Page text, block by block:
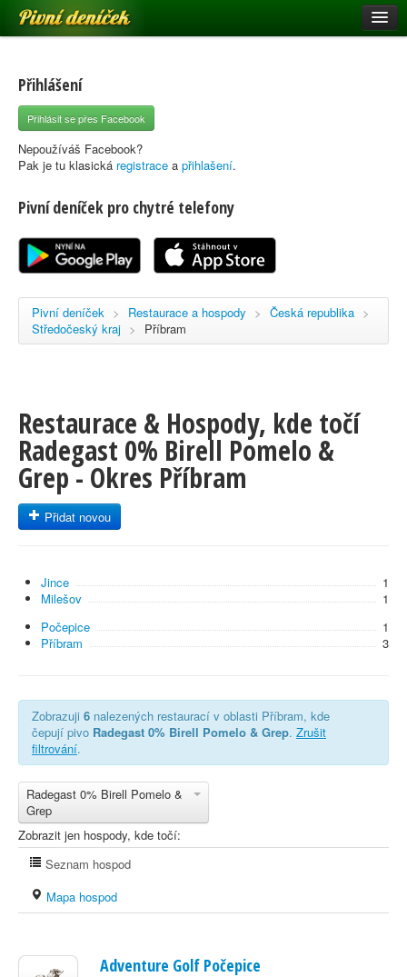
Pivní deníček
Pivní mapa
Pivní značky
Nápověda
Registrace
Přihlášení
Přihlásit se přes Facebook
Nepoužíváš Facebook?
Pak je tu klasická registrace a přihlašení.
Pivní deníček pro chytré telefony
Pivní deníček > Restaurace a hospody > Česká republika >
Středočeský kraj > Příbram
Restaurace & Hospody, kde točí
Radegast 0% Birell Pomelo &
Grep - Okres Příbram
Přidat novou
Jince
1
Milešov
1
Počepice
1
Příbram
3
Zobrazuji 6 nalezených restaurací v oblasti Příbram, kde
čepují pivo Radegast 0% Birell Pomelo & Grep. Zrušit
filtrování.
Radegast 0% Birell Pomelo &
Grep
Zobrazit jen hospody, kde točí:
Seznam hospod
Mapa hospod
Adventure Golf Počepice